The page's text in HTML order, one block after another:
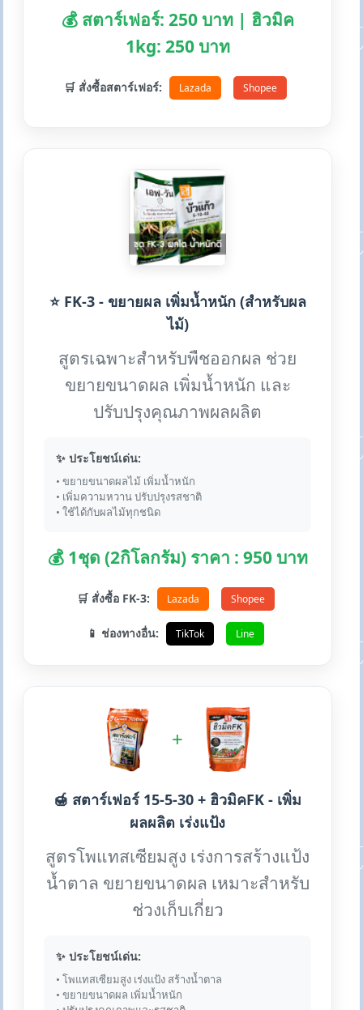
💰 สตาร์เฟอร์: 250 บาท | ฮิวมิค
1kg: 250 บาท
🛒 สั่งซื้อสตาร์เฟอร์: Lazada Shopee
⭐ FK-3 - ขยายผล เพิ่มน้ำหนัก (สำหรับผล
ไม้)
สูตรเฉพาะสำหรับพืชออกผล ช่วย
ขยายขนาดผล เพิ่มน้ำหนัก และ
ปรับปรุงคุณภาพผลผลิต
✨ ประโยชน์เด่น:
• ขยายขนาดผลไม้ เพิ่มน้ำหนัก
• เพิ่มความหวาน ปรับปรุงรสชาติ
• ใช้ได้กับผลไม้ทุกชนิด
💰 1ชุด (2กิโลกรัม) ราคา : 950 บาท
🛒 สั่งซื้อ FK-3: Lazada Shopee
📱 ช่องทางอื่น: TikTok Line
+
🍯 สตาร์เฟอร์ 15-5-30 + ฮิวมิคFK - เพิ่ม
ผลผลิต เร่งแป้ง
สูตรโพแทสเซียมสูง เร่งการสร้างแป้ง
น้ำตาล ขยายขนาดผล เหมาะสำหรับ
ช่วงเก็บเกี่ยว
✨ ประโยชน์เด่น:
• โพแทสเซียมสูง เร่งแป้ง สร้างน้ำตาล
• ขยายขนาดผล เพิ่มน้ำหนัก